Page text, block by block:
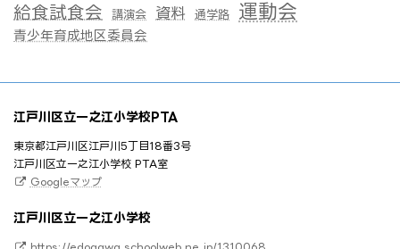
給食試食会 講演会 資料 通学路 運動会
青少年育成地区委員会
江戸川区立一之江小学校PTA
東京都江戸川区江戸川5丁目18番3号
江戸川区立一之江小学校 PTA室
Googleマップ
江戸川区立一之江小学校